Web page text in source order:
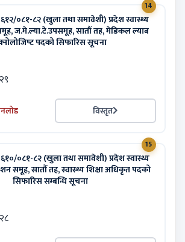
14
६१२/०८१-८२ (खुला तथा समावेशी) प्रदेश स्वास्थ्य
ज.मे.ल्या.टे.उपसमूह, सातौं तह, मेडिकल ल्याब
पदको सिफारिस सूचना
विस्तृत
15
०८१-८२ (खुला तथा समावेशी) प्रदेश स्वास्थ्य
समूह, सातौं तह, स्वास्थ्य शिक्षा अधिकृत पदको
सिफारिस सम्बन्धि सूचना